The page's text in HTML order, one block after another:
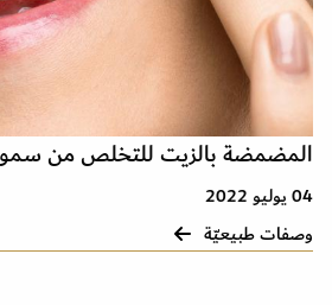
المضمضة بالزيت للتخلص من
04 يوليو 2022
وصفات طبيعيّة